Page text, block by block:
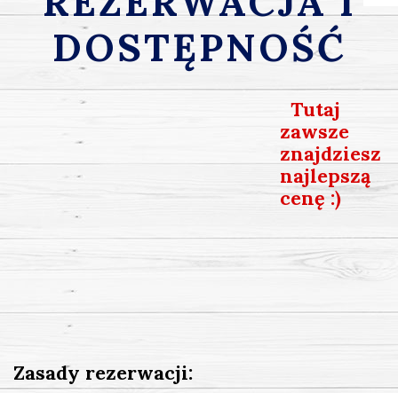
DOSTĘPNOŚĆ
Tutaj
zawsze
znajdziesz
najlepszą
cenę :)
Zasady rezerwacji: